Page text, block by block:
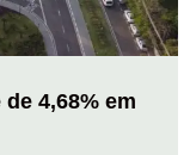
4,68% em